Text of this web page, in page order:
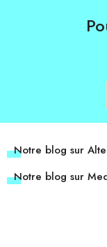
Notre blog sur
Notre blog sur